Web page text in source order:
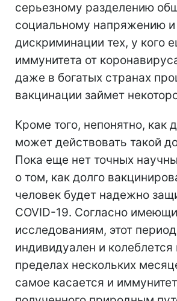
серьезному разделению
социальному напряжению и
дискриминации тех, у кого
иммунитета от
даже в богатых странах
вакцинации займет
Кроме того, непонятно, как
может действовать такой
Пока еще нет точных
о том, как долго
человек будет надежно
COVID-19. Согласно
исследованиям, этот
индивидуален и колеблется
пределах нескольких
самое касается и